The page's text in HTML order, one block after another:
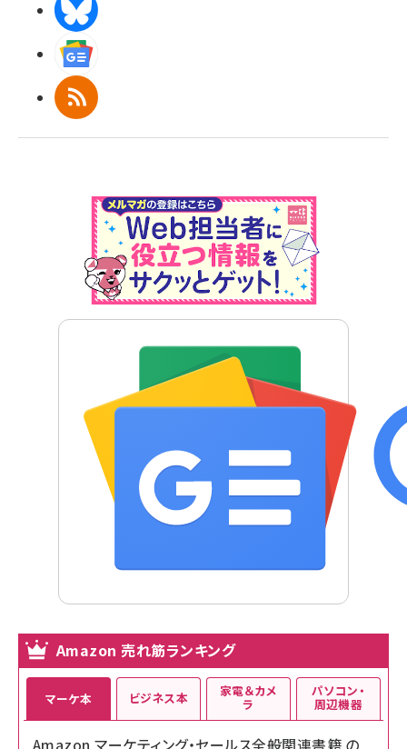
RSS
Amazon 売れ筋ランキング
マーケ本
Amazon マーケティング・セールス全般関連書籍 の
ビジネス本 家電＆カメ
ラ
パソコン・
周辺機器